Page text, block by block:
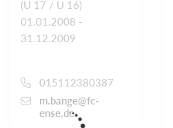
(U 17 / U 16)
01.01.2008 -
31.12.2009
015112380387
m.bange@fc-
ense.de